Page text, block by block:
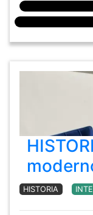
HISTORIA